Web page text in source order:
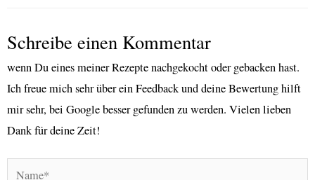
Schreibe einen Kommentar
wenn Du eines meiner Rezepte nachgekocht oder gebacken hast.
Ich freue mich sehr über ein Feedback und deine Bewertung hilft
mir sehr, bei Google besser gefunden zu werden. Vielen lieben
Dank für deine Zeit!
Name*